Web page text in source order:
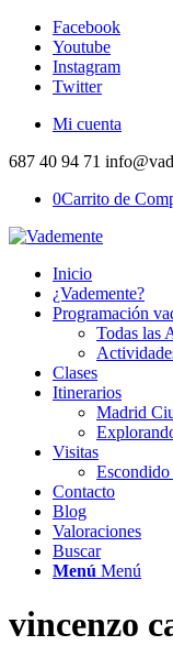
Facebook
Youtube
Instagram
Twitter
Mi cuenta
687 40 94 71
0Carrito de
Inicio
¿Vademente?
Programación
Todas las
Clases
Itinerarios
Madrid
Visitas
Contacto
Blog
Valoraciones
Buscar
Menú Menú
vincenzo